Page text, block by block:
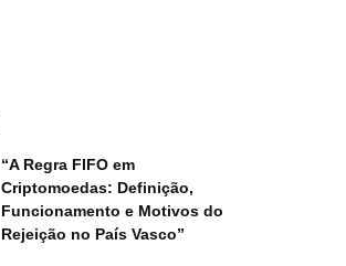
“A Regra FIFO em
Criptomoedas: Definição,
Funcionamento e Motivos do
Rejeição no País Vasco”